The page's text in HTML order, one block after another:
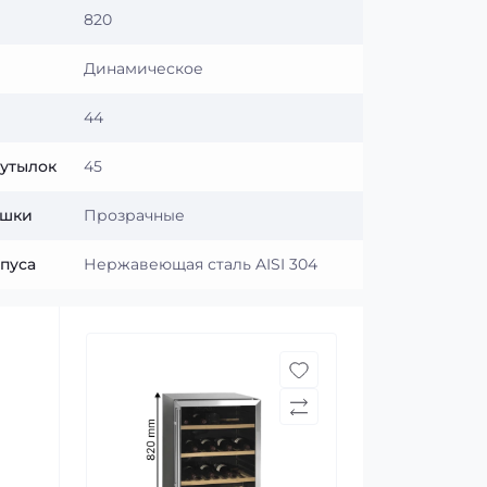
820
Динамическое
44
45
Прозрачные
Нержавеющая сталь AISI 304